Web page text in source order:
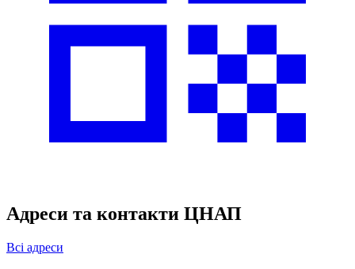
Адреси та контакти ЦНАП
Всі адреси